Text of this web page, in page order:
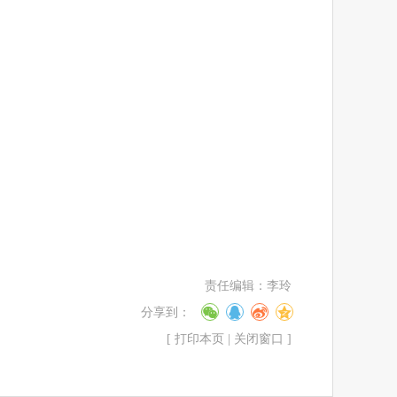
责任编辑： 李玲
分享到：
[ 打印本页 关闭窗口 ]